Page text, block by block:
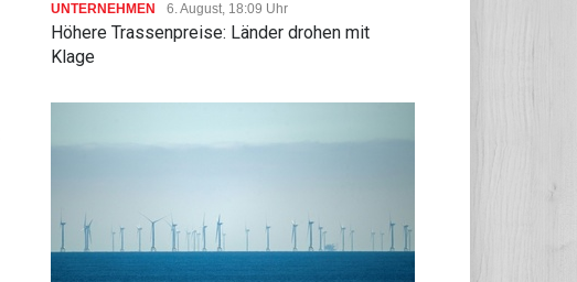
UNTERNEHMEN 6. August, 18:09 Uhr
Höhere Trassenpreise: Länder drohen mit
Klage